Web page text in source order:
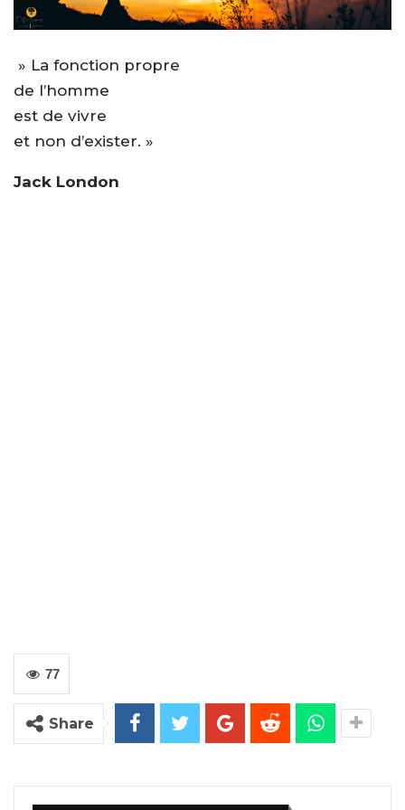
» La fonction propre
de l’homme
est de vivre
et non d’exister. »
Jack London
77
Share